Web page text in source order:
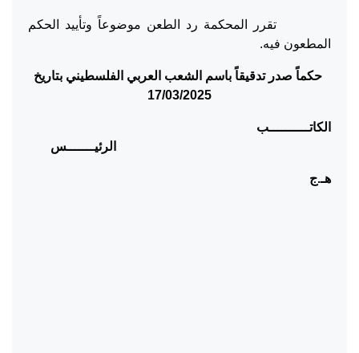
تقرر المحكمة رد الطعن موضوعاً وتأييد الحكم
المطعون فيه.
حكماً صدر تدقيقاً باسم الشعب العربي الفلسطيني بتاريخ
17/03/2025
الكاتــــــــــب
الرئيـــــــس
هـ.ج